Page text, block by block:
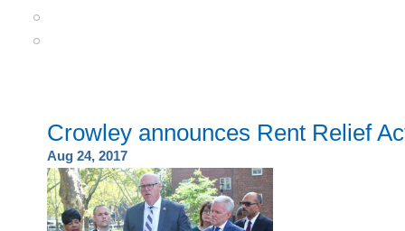
Crowley announces Rent Relief
Aug 24, 2017